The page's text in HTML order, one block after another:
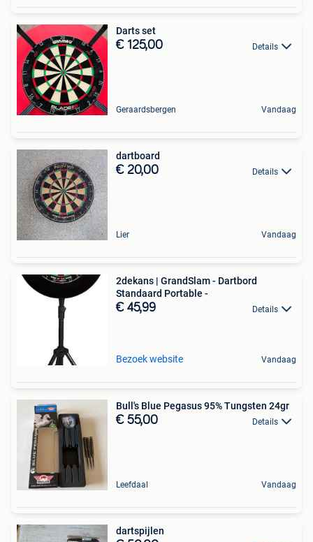
Darts set
€ 125,00 Details
Geraardsbergen Vandaag
dartboard
€ 20,00 Details
Lier Vandaag
2dekans | GrandSlam - Dartbord
Standaard Portable -
€ 45,99 Details
Bezoek website Vandaag
Bull's Blue Pegasus 95% Tungsten 24gr
€ 55,00 Details
Leefdaal Vandaag
dartspijlen